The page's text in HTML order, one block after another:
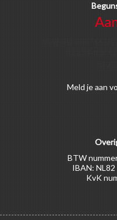
Meld je aan
BTW
IBAN:
KvK